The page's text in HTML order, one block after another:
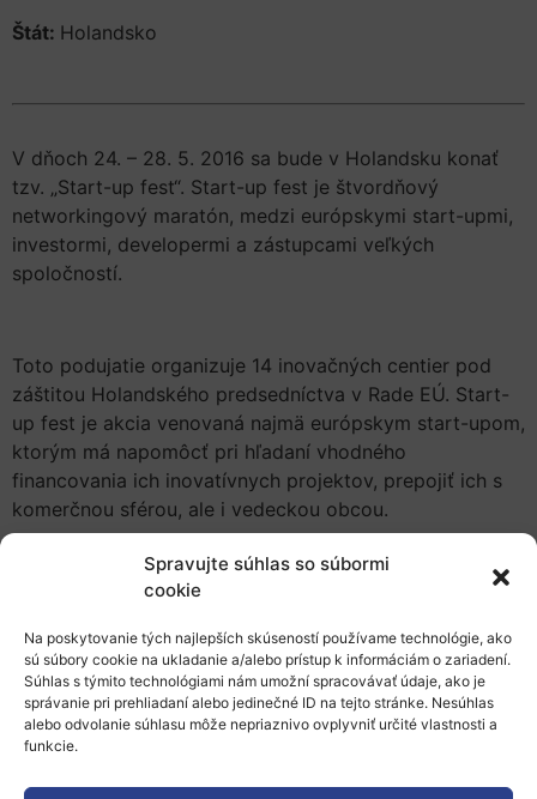
Spravujte súhlas so súbormi
cookie
Na poskytovanie tých najlepších skúseností používame technológie, ako
sú súbory cookie na ukladanie a/alebo prístup k informáciám o zariadení.
Súhlas s týmito technológiami nám umožní spracovávať údaje, ako je
správanie pri prehliadaní alebo jedinečné ID na tejto stránke. Nesúhlas
alebo odvolanie súhlasu môže nepriaznivo ovplyvniť určité vlastnosti a
funkcie.
Štát: Holandsko
V dňoch 24. – 28. 5. 2016 sa bude v Holandsku konať
tzv. „Start-up fest“. Start-up fest je štvordňový
networkingový maratón, medzi európskymi start-upmi,
investormi, developermi a zástupcami veľkých
spoločností.
Toto podujatie organizuje 14 inovačných centier pod
záštitou Holandského predsedníctva v Rade EÚ. Start-
up fest je akcia venovaná najmä európskym start-upom,
ktorým má napomôcť pri hľadaní vhodného
financovania ich inovatívnych projektov, prepojiť ich s
komerčnou sférou, ale i vedeckou obcou.
Viac informácií o tomto podujatí nájdete tu.
Pridať do Google Kalendára